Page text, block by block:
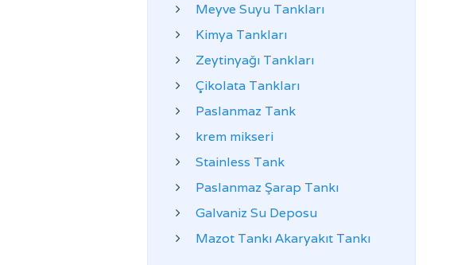
Meyve Suyu Tankları
Kimya Tankları
Zeytinyağı Tankları
Çikolata Tankları
Paslanmaz Tank
krem mikseri
Stainless Tank
Paslanmaz Şarap Tankı
Galvaniz Su Deposu
Mazot Tankı Akaryakıt Tankı